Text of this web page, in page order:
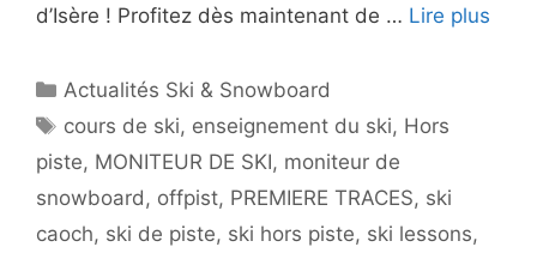
d’Isère ! Profitez dès maintenant de … Lire plus
Catégories
Actualités Ski & Snowboard
Étiquettes
cours de ski, enseignement du ski, Hors
piste, MONITEUR DE SKI, moniteur de
snowboard, offpist, PREMIERE TRACES, ski
caoch, ski de piste, ski hors piste, ski lessons,